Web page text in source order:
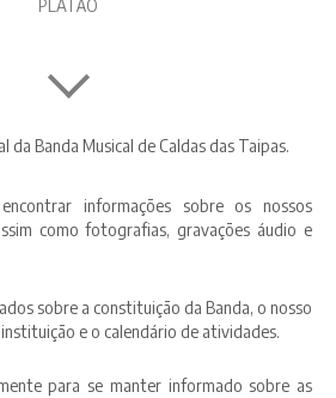
APOIOS
PLATÃO
da Banda Musical de Caldas das Taipas.
informações sobre os nossos
como fotografias, gravações áudio e
sobre a constituição da Banda, o nosso
e o calendário de atividades.
para se manter informado sobre as